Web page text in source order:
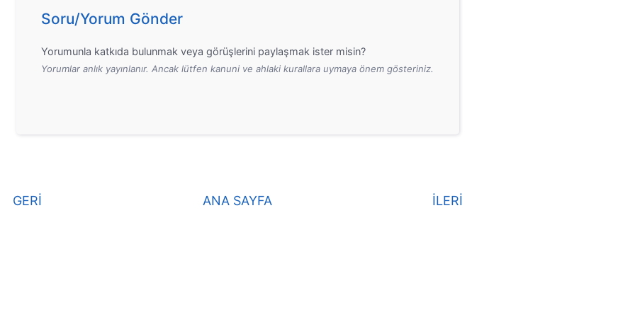
Soru/Yorum Gönder
Yorumunla katkıda bulunmak veya görüşlerini paylaşmak ister misin?
Yorumlar anlık yayınlanır. Ancak lütfen kanuni ve ahlaki kurallara uymaya önem gösteriniz.
GERİ İLERİ
ANA SAYFA